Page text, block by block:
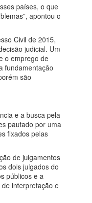
países, o que
apontou o
Civil de 2015,
judicial. Um
o emprego de
fundamentação
são
e a busca pela
pautado por uma
fixados pelas
de julgamentos
dois julgados do
públicos e a
interpretação e